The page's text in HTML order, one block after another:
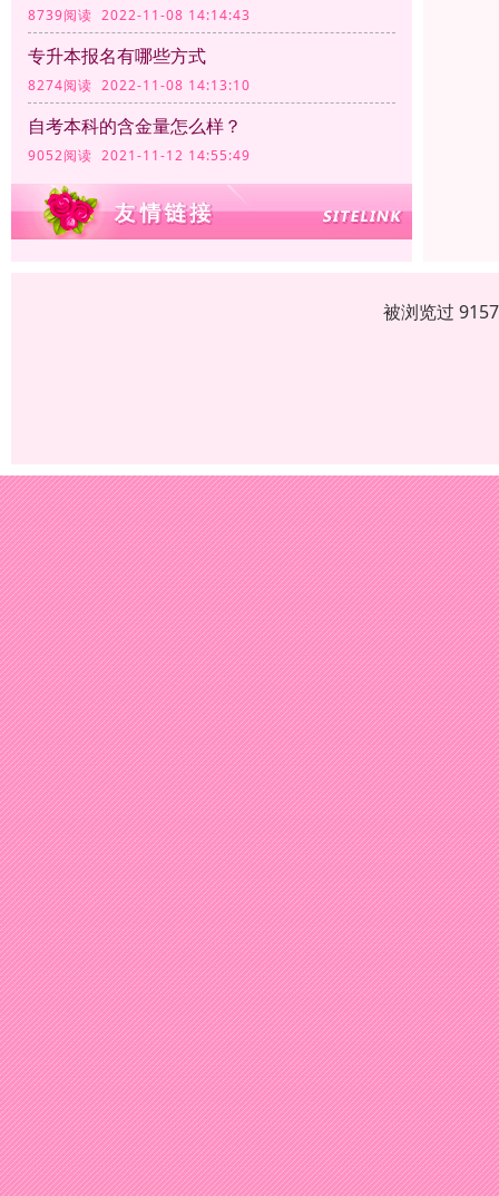
8739阅读 2022-11-08 14:14:43
专升本报名有哪些方式
8274阅读 2022-11-08 14:13:10
自考本科的含金量怎么样？
9052阅读 2021-11-12 14:55:49
被浏览过